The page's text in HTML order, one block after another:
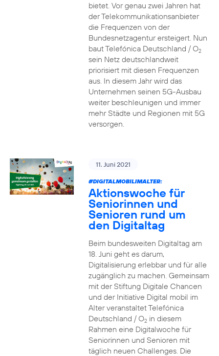
bietet. Vor genau zwei Jahren hat
der Telekommunikationsanbieter
die Frequenzen von der
Bundesnetzagentur ersteigert. Nun
baut Telefónica Deutschland / O2
sein Netz deutschlandweit
priorisiert mit diesen Frequenzen
aus. In diesem Jahr wird das
Unternehmen seinen 5G-Ausbau
weiter beschleunigen und immer
mehr Städte und Regionen mit 5G
versorgen.
11. Juni 2021
#DIGITALMOBILIMALTER:
Aktionswoche für
Seniorinnen und
Senioren rund um
den Digitaltag
Beim bundesweiten Digitaltag am
18. Juni geht es darum,
Digitalisierung erlebbar und für alle
zugänglich zu machen. Gemeinsam
mit der Stiftung Digitale Chancen
und der Initiative Digital mobil im
Alter veranstaltet Telefónica
Deutschland / O2in diesem
Rahmen eine Digitalwoche für
Seniorinnen und Senioren mit
täglich neuen Challenges. Die